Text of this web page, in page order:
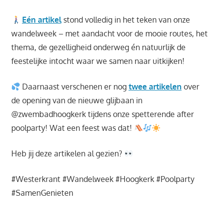
Eén artikel stond volledig in het teken van onze
wandelweek – met aandacht voor de mooie routes, het
thema, de gezelligheid onderweg én natuurlijk de
feestelijke intocht waar we samen naar uitkijken!
Daarnaast verschenen er nog twee artikelen over
de opening van de nieuwe glijbaan in
@zwembadhoogkerk tijdens onze spetterende after
poolparty! Wat een feest was dat!
Heb jij deze artikelen al gezien?
#Westerkrant #Wandelweek #Hoogkerk #Poolparty
#SamenGenieten